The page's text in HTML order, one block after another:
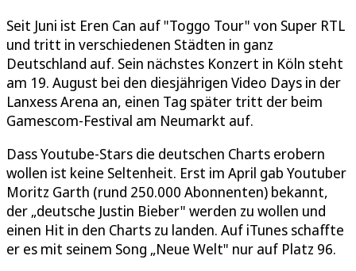
Seit Juni ist Eren Can auf "Toggo Tour" von Super RTL
und tritt in verschiedenen Städten in ganz
Deutschland auf. Sein nächstes Konzert in Köln steht
am 19. August bei den diesjährigen Video Days in der
Lanxess Arena an, einen Tag später tritt der beim
Gamescom-Festival am Neumarkt auf.
Dass Youtube-Stars die deutschen Charts erobern
wollen ist keine Seltenheit. Erst im April gab Youtuber
Moritz Garth (rund 250.000 Abonnenten) bekannt,
der „deutsche Justin Bieber" werden zu wollen und
einen Hit in den Charts zu landen. Auf iTunes schaffte
er es mit seinem Song „Neue Welt" nur auf Platz 96.